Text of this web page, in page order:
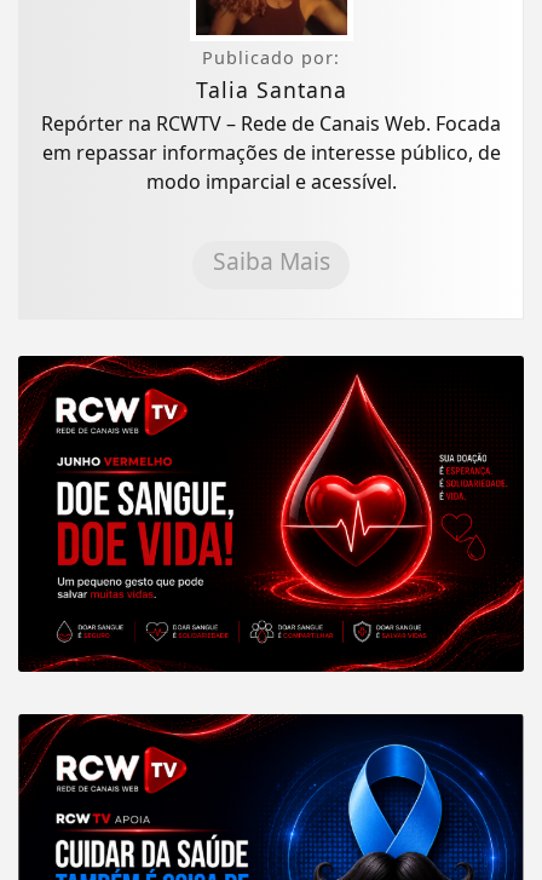
Publicado por:
Talia Santana
Repórter na RCWTV – Rede de Canais Web. Focada
em repassar informações de interesse público, de
modo imparcial e acessível.
Saiba Mais